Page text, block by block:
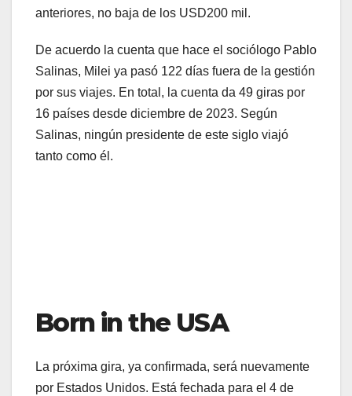
anteriores, no baja de los USD200 mil.
De acuerdo la cuenta que hace el sociólogo Pablo
Salinas, Milei ya pasó 122 días fuera de la gestión
por sus viajes. En total, la cuenta da 49 giras por
16 países desde diciembre de 2023. Según
Salinas, ningún presidente de este siglo viajó
tanto como él.
Born in the USA
La próxima gira, ya confirmada, será nuevamente
por Estados Unidos. Está fechada para el 4 de